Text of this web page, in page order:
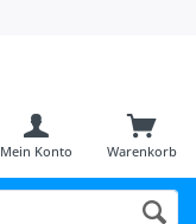
Warenkorb
Mein Konto